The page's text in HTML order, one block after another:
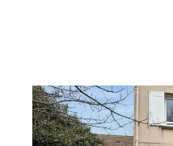
ECQUEVILLY 78
83,87 m2, 5 pièces
Ref : 551